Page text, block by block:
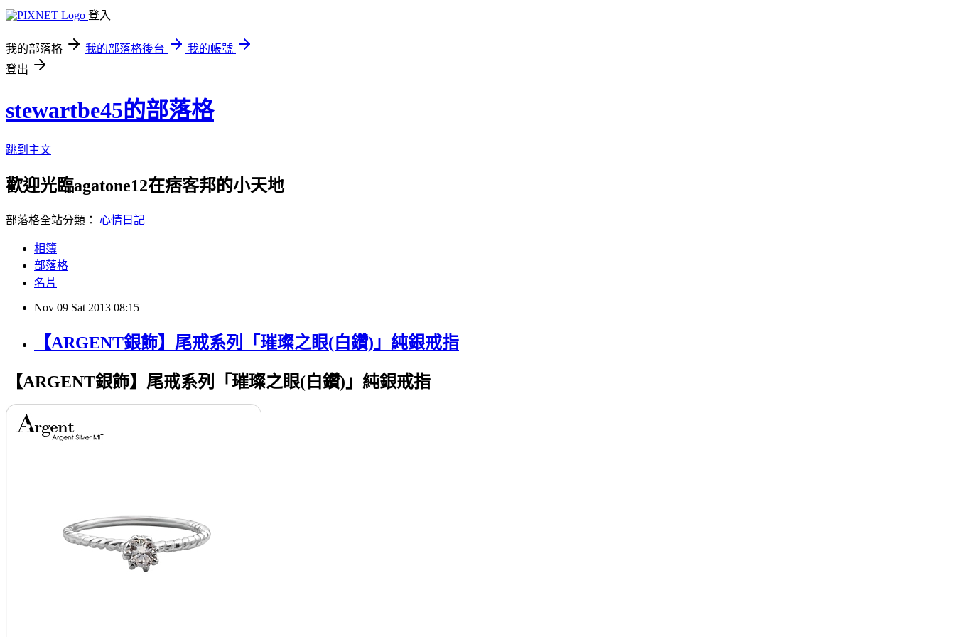
登入
我的部落格 我的部落格後台
我的帳號
登出
stewartbe45的部落格
跳到主文
歡迎光臨agatone12在痞客邦的小天地
部落格全站分類： 心情日記
相簿
部落格
名片
Nov 09 Sat 2013 08:15
【ARGENT銀飾】尾戒系列「璀璨之眼(白鑽)」純銀戒指
【ARGENT銀飾】尾戒系列「璀璨之眼(白鑽)」純銀戒指